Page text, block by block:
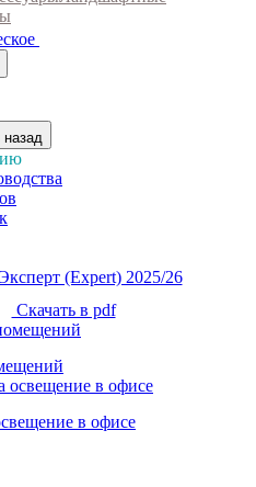
назад
Скачать в pdf
в офисе